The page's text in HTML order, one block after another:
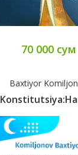
70 000 сум
Baxtiyor